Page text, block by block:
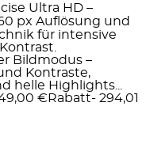
Ultra HD –
px Auflösung und
für intensive
Bildmodus –
Kontraste,
helle Highlights...
€ Rabatt- 294,01